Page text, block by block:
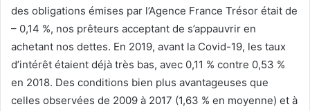
des obligations émises par l’Agence France Trésor était de
– 0,14 %, nos prêteurs acceptant de s’appauvrir en
achetant nos dettes. En 2019, avant la Covid-19, les taux
d’intérêt étaient déjà très bas, avec 0,11 % contre 0,53 %
en 2018. Des conditions bien plus avantageuses que
celles observées de 2009 à 2017 (1,63 % en moyenne) et à